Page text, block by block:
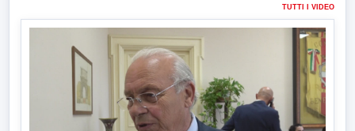
TUTTI I VIDEO